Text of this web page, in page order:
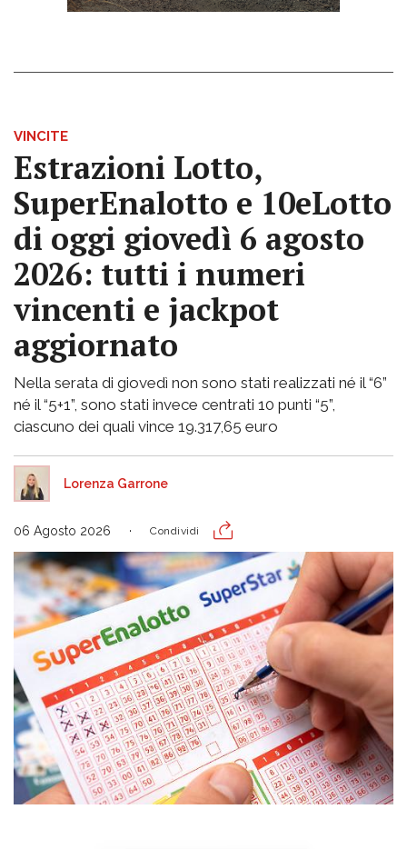
VINCITE
Estrazioni Lotto,
SuperEnalotto e 10eLotto
di oggi giovedì 6 agosto
2026: tutti i numeri
vincenti e jackpot
aggiornato
Nella serata di giovedì non sono stati realizzati né il “6”
né il “5+1”, sono stati invece centrati 10 punti “5”,
ciascuno dei quali vince 19.317,65 euro
Lorenza Garrone
06 Agosto 2026 Condividi